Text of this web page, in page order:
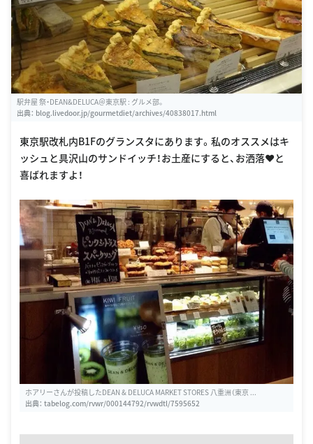
駅弁屋 祭・DEAN&DELUCA＠東京駅 : グルメ部。
出典： blog.livedoor.jp/gourmetdiet/archives/40838017.html
東京駅改札内B1Fのグランスタにあります。私のオススメはキ
ッシュと具沢山のサンドイッチ！お土産にすると、お洒落❤️と
喜ばれますよ！
ホアリーさんが投稿したDEAN & DELUCA MARKET STORES 八重洲（東京 ...
出典： tabelog.com/rvwr/000144792/rvwdtl/7595652